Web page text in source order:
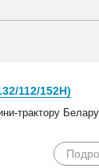
112/152Н)
трактору